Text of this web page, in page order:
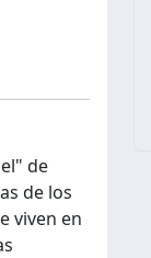
de
de los
viven en